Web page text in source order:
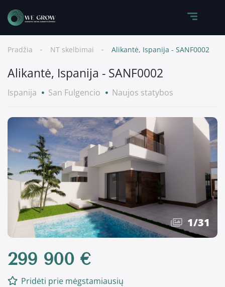
Pradžia NT skelbimai Alikantė, Ispanija - SANF0002
Alikantė, Ispanija - SANF0002
Ispanija San Fulgencio Naujos statybos
1/31
299 900 €
Pridėti prie mėgstamiausių